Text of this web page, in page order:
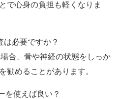
で心身の負担も軽くなりま
は必要ですか？
合、骨や神経の状態をしっか
勧めることがあります。
を使えば良い？